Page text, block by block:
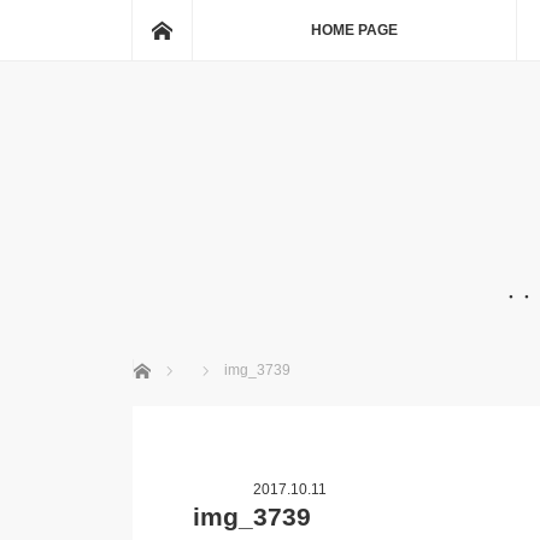
HOME PAGE
・
ホーム img_3739
2017.10.11
img_3739